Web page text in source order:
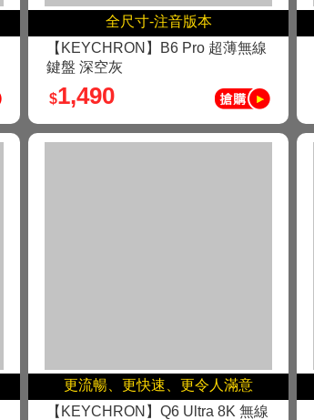
全尺寸-注音版本
【KEYCHRON】B6 Pro 超薄無線
鍵盤 深空灰
$1,490
更流暢、更快速、更令人滿意
【KEYCHRON】Q6 Ultra 8K 無線